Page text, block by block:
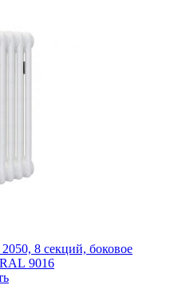
8 секций, боковое
9016